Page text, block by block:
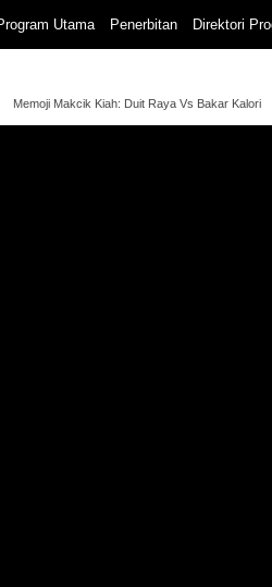
Utama Penerbitan Direktori
Memoji Makcik Kiah: Duit Raya Vs Bakar Kalori